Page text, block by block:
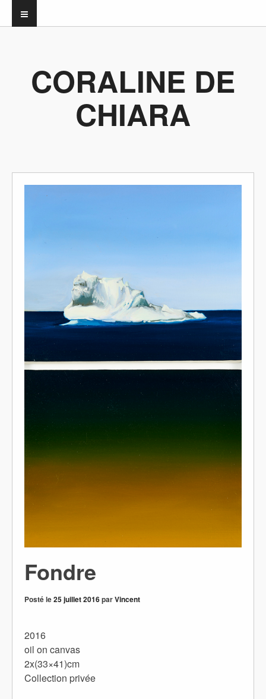
CORALINE DE
CHIARA
Fondre
Posté le25 juillet 2016parVincent
2016
oil on canvas
2x(33×41)cm
Collection privée